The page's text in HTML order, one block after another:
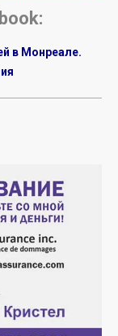
в Монреале.